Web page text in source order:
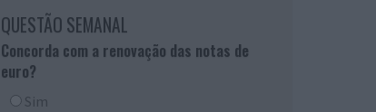
QUESTÃO SEMANAL
Concorda com a renovação das notas de
euro?
Sim